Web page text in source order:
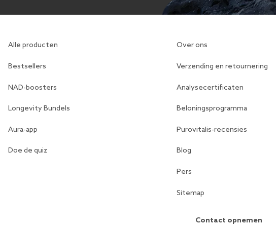
Alle producten
Bestsellers
NAD-boosters
Longevity Bundels
Aura-app
Doe de quiz
Over ons
Verzending en retournering
Analysecertificaten
Beloningsprogramma
Purovitalis-recensies
Blog
Pers
Sitemap
Contact opnemen